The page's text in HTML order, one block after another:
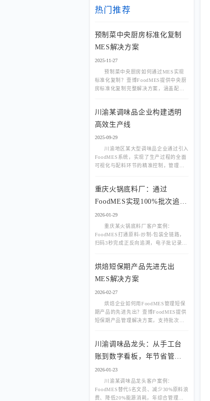
热门推荐
预制菜中央厨房标准化复制
MES解决方案
2025-11-27
预制菜中央厨房如何通过MES实现
标准化复制？壹博FoodMES提供中央厨
房标准化复制完整解决方案，涵盖配方
川渝某调味品企业构建透明
高效生产线
2025-09-29
川渝地区某大型调味品企业通过引入
FoodMES系统，实现了生产过程的全面
可视化与配料环节的精准控制，管理决
重庆火锅底料厂：通过
FoodMES实现100%批次追
溯，客户验厂一次通过
2026-01-29
重庆某火锅底料厂客户案例：
FoodMES打通原料-炒制-包装全链路，
扫码3秒完成正反向追溯，电子批记录自
烘焙短保期产品先进先出
MES解决方案
2026-02-27
烘焙企业如何用FoodMES管理短保
期产品的先进先出？壹博FoodMES提供
短保期产品管理解决方案，支持批次自
川渝调味品龙头：从手工台
账到数字看板，年节省管理
成本80万
2026-01-23
川渝某调味品龙头客户案例：
FoodMES替代5名文员、减少30%原料浪
费、降低20%能源消耗，年综合管理成